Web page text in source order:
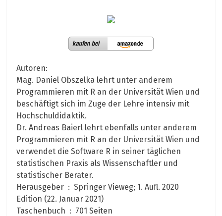
Autoren:
Mag. Daniel Obszelka lehrt unter anderem
Programmieren mit R an der Universität Wien und
beschäftigt sich im Zuge der Lehre intensiv mit
Hochschuldidaktik.
Dr. Andreas Baierl lehrt ebenfalls unter anderem
Programmieren mit R an der Universität Wien und
verwendet die Software R in seiner täglichen
statistischen Praxis als Wissenschaftler und
statistischer Berater.
Herausgeber ‏ : ‎ Springer Vieweg; 1. Aufl. 2020
Edition (22. Januar 2021)
Taschenbuch ‏ : ‎ 701 Seiten